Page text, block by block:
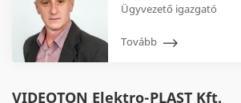
Ügyvezető igazgató
Tovább
VIDEOTON Elektro-PLAST Kft.